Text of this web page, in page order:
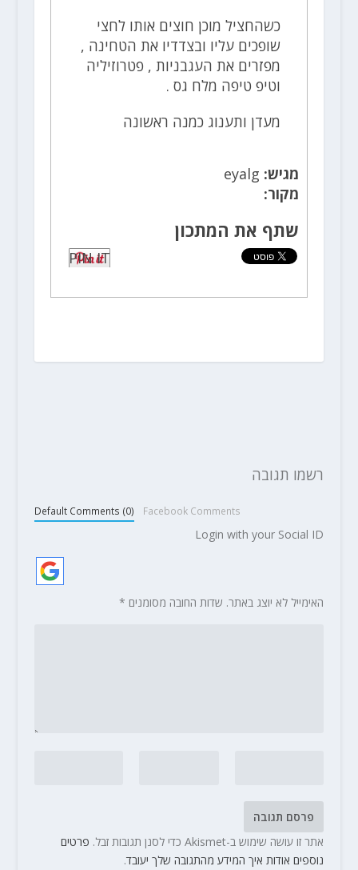
כשהחציל מוכן חוצים אותו לחצי
שופכים עליו ובצדדיו את הטחינה ,
מפזרים את העגבניות , פטרוזיליה
וטיפ טיפה מלח גס .
מעדן ותענוג כמנה ראשונה
מגיש: eyalg
מקור:
שתף את המתכון
PIN IT
רשמו תגובה
Default Comments (0) Facebook Comments
Login with your Social ID
האימייל לא יוצג באתר. שדות החובה מסומנים *
אתר זו עושה שימוש ב-Akismet כדי לסנן תגובות זבל.
פרטים
נוספים אודות איך המידע מהתגובה שלך יעובד.